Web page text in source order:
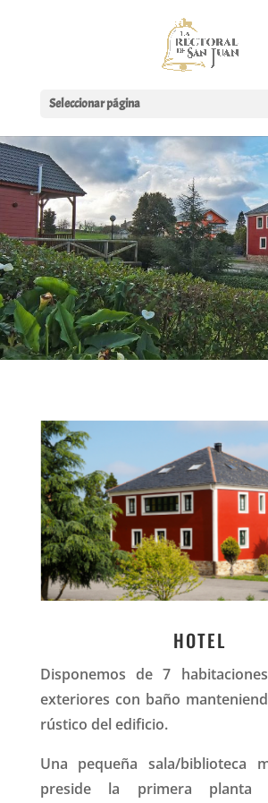
Seleccionar página
HOTEL
Disponemos de 7
exteriores con baño
rústico del edificio.
Una pequeña sala/biblioteca
preside la primera planta